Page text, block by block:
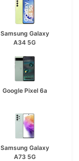
Samsung Galaxy
A34 5G
Google Pixel 6a
Samsung Galaxy
A73 5G